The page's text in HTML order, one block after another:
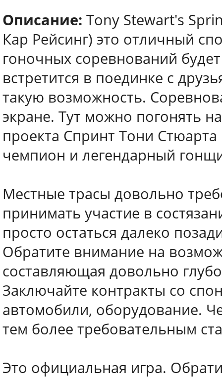
Описание: Tony Stewart's
Кар Рейсинг) это отличный
гоночных соревнований
встретится в поединке с
такую возможность.
экране. Тут можно погонять
проекта Спринт Тони
чемпион и легендарный
Местные трасы довольно
принимать участие в
просто остаться далеко
Обратите внимание на
составляющая довольно
Заключайте контракты со
автомобили, оборудование.
тем более требовательным
Это официальная игра.